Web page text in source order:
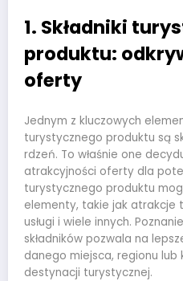
1. Składniki
produktu:
oferty
Jednym z kluczowych
turystycznego produktu są
rdzeń. To właśnie one
atrakcyjności oferty dla
turystycznego produktu
elementy, takie jak atrakcje
usługi i wiele innych.
składników pozwala na
danego miejsca, regionu lub
destynacji turystycznej.